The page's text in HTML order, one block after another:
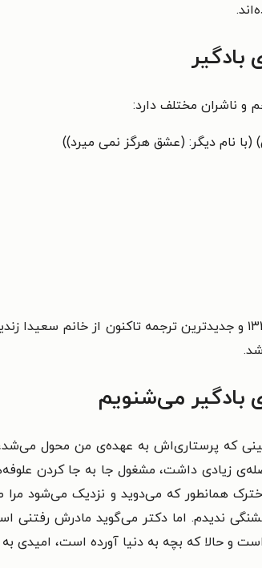
و ناشران مختلف دارد:
نام دیگر: (عشق هرگز نمی میرد))
بادگیر می‌شنویم
که پرستاری‌اش به عهده‌ی من محول می‌شد،
زیادی داشت، مشغول جا به جا کردن
همانطور که می‌دوید و نزدیک می‌شود
ندیدم. اما دکتر می‌گوید مادرش
حالا که بچه به دنیا آورده است، امیدی